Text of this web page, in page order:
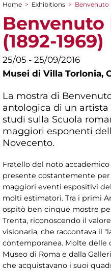
You are here
Home > Exhibitions > Benvenuto
Benvenuto
(1892-1969)
25/05 - 25/09/2016
Musei di Villa Torlonia,
La mostra di
antologica di un
studi sulla Scuola
maggiori esponenti
Novecento.
Fratello del noto
presente costantemente
maggiori eventi espositivi
molti estimatori. Tra i primi
ospitò ben cinque mostre
Trenta, riconoscendo il
visionaria, che raccontava il
contemporanea. Molte delle
Museo di Roma e dalla
che acquistavano i suoi